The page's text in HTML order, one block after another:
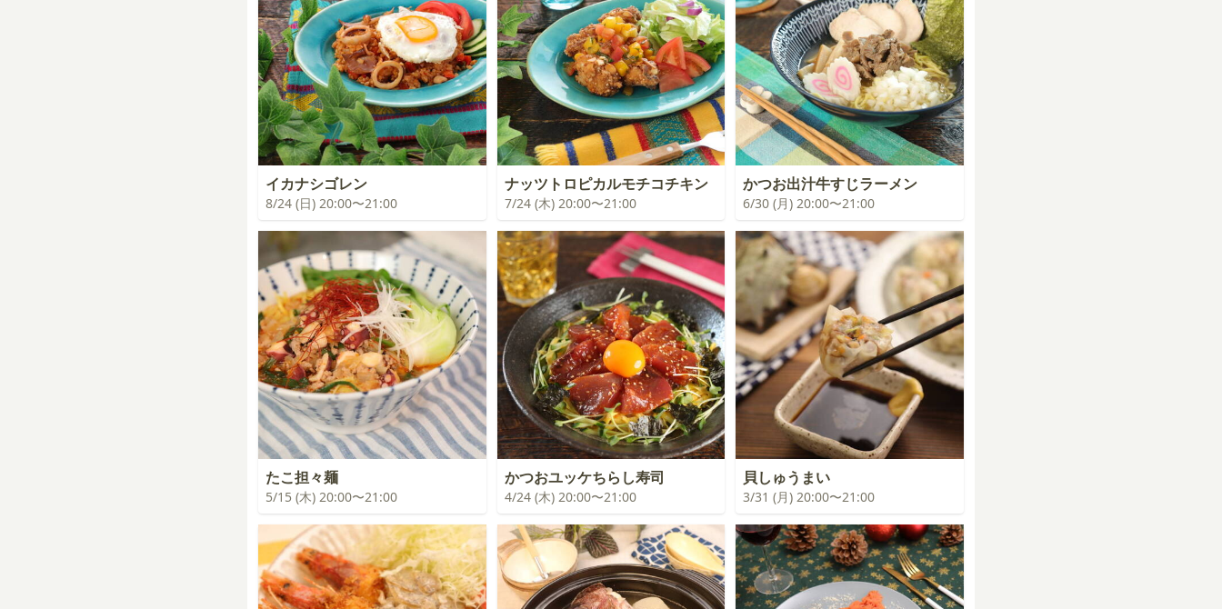
イカナシゴレン
8/24 (日) 20:00〜21:00
ナッツトロピカルモチコチキン
7/24 (木) 20:00〜21:00
かつお出汁牛すじラーメン
6/30 (月) 20:00〜21:00
たこ担々麺
5/15 (木) 20:00〜21:00
かつおユッケちらし寿司
4/24 (木) 20:00〜21:00
貝しゅうまい
3/31 (月) 20:00〜21:00